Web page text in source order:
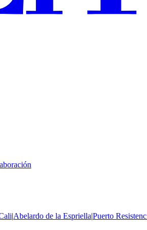
|Abelardo de la Espriella|Puerto